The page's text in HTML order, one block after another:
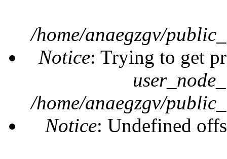
/home/anaegzgv/
Notice: Trying to get
/home/anaegzgv/
Notice: Undefined